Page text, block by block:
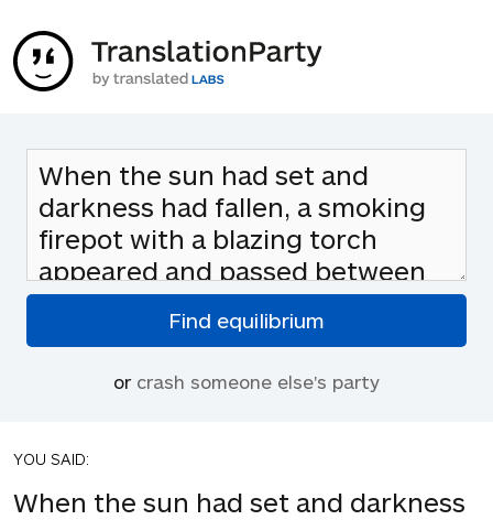
or crash someone else's party
YOU SAID:
When the sun had set and darkness